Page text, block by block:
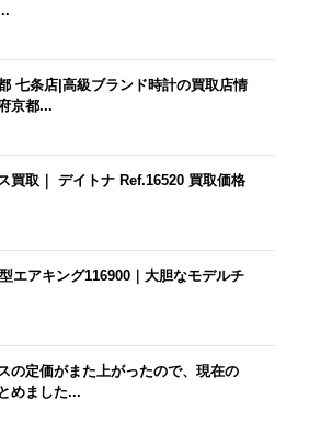
七条店|高級ブランド時計の買取店情
京都...
買取｜ デイトナ Ref.16520 買取価格
エアキング116900｜大胆なモデルチ
の定価がまた上がったので、現在の
めました...